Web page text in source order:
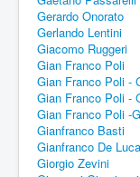
Gerardo Onorato
Gerlando Lentini
Giacomo Ruggeri
Gian Franco Poli
Gian Franco Poli -
Gian Franco Poli -
Gian Franco Poli -
Gianfranco Basti
Gianfranco De Luca
Giorgio Zevini